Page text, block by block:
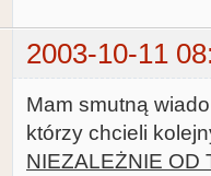
2003-10-11
Mam smutną
którzy chcieli
NIEZALEŻNIE OD